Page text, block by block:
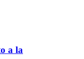
a la